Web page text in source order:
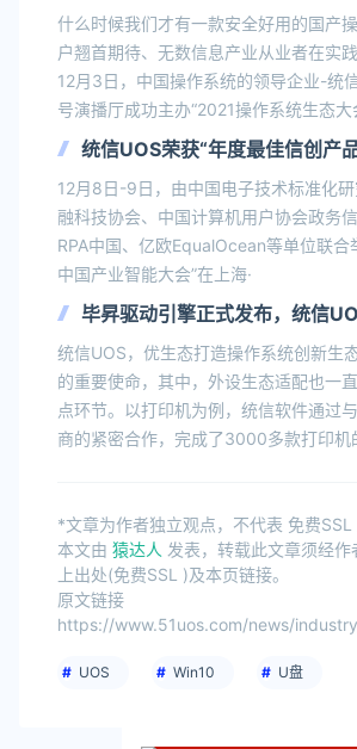
败中的“安全”“生态”与“心态”
什么时候我们才有一款安全好用的国产
户翘首期待、无数信息产业从业者在实践
12月3日，中国操作系统的领导企业-统
号演播厅成功主办“2021操作系统生态大
统信UOS荣获“年度最佳信创产
12月8日-9日，由中国电子技术标准化
融科技协会、中国计算机用户协会政务信
RPA中国、亿欧EqualOcean等单位联合
中国产业智能大会”在上海·
毕昇驱动引擎正式发布，统信
突破！
统信UOS，优生态打造操作系统创新生
的重要使命，其中，外设生态适配也一
点环节。以打印机为例，统信软件通过
商的紧密合作，完成了3000多款打印机
*文章为作者独立观点，不代表 免费SSL
本文由 猿达人 发表，转载此文章须经
上出处(免费SSL )及本页链接。
原文链接
https://www.51uos.com/news/
UOS Win10 U盘